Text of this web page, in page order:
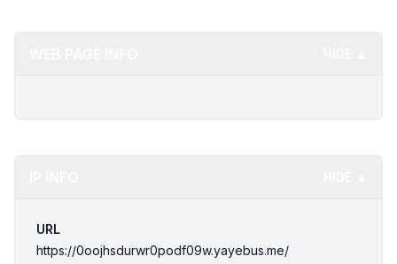
URL
https://0oojhsdurwr0podf09w.yayebus.me/